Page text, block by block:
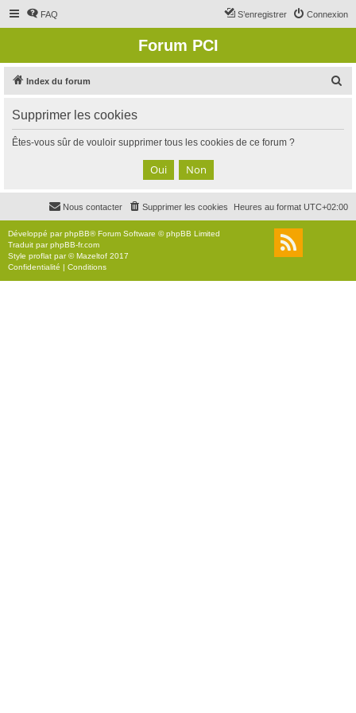
FAQ Connexion
S’enregistrer
Forum PCI
Index du forum
c
Supprimer les cookies
Êtes-vous sûr de vouloir supprimer tous les cookies de ce forum ?
Heures au format UTC+02:00
Supprimer les cookies
Nous contacter
Développé parphpBB® Forum Software © phpBB Limited
Traduit parphpBB-fr.com
Style proflat par ©Mazeltof 2017
Confidentialité | Conditions